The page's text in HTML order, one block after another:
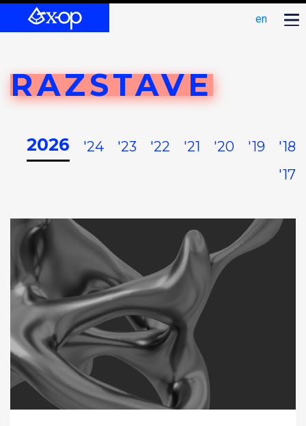
en
RAZSTAVE
2026 '24 '23 '22 '21 '20 '19
'18
'17